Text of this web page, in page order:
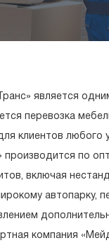
является
перевозка
клиентов
по
включая
автопарку,
компания